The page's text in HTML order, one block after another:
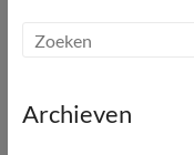
Archieven